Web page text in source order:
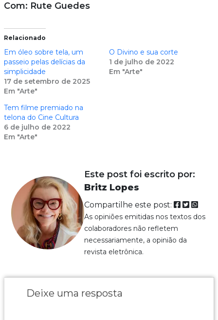
Com: Rute Guedes
Relacionado
Em óleo sobre tela, um
passeio pelas delícias da
simplicidade
17 de setembro de 2025
Em "Arte"
O Divino e sua corte
1 de julho de 2022
Em "Arte"
Tem filme premiado na
telona do Cine Cultura
6 de julho de 2022
Em "Arte"
Este post foi escrito por:
Britz Lopes
Compartilhe este post:
As opiniões emitidas nos textos dos
colaboradores não refletem
necessariamente, a opinião da
revista eletrônica.
Deixe uma resposta